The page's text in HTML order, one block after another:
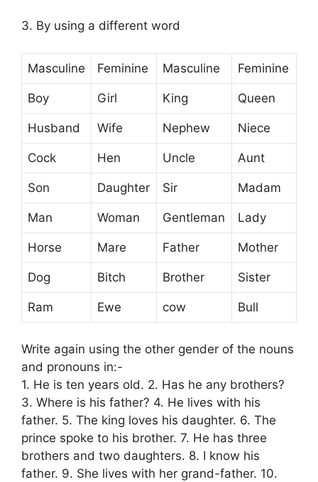
3. By using a different word
Masculine Feminine Masculine Feminine
Boy Girl King Queen
Husband Wife Nephew Niece
Cock Hen Uncle Aunt
Son Daughter Sir Madam
Man Woman Gentleman Lady
Horse Mare Father Mother
Dog Bitch Brother Sister
Ram Ewe cow Bull
Write again using the other gender of the nouns
and pronouns in:-
1. He is ten years old. 2. Has he any brothers?
3. Where is his father? 4. He lives with his
father. 5. The king loves his daughter. 6. The
prince spoke to his brother. 7. He has three
brothers and two daughters. 8. I know his
father. 9. She lives with her grand-father. 10.